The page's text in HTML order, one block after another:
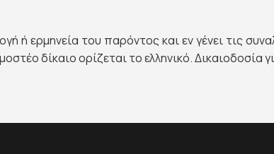
ή ερμηνεία του παρόντος και εν γένει τις
δίκαιο ορίζεται το ελληνικό.